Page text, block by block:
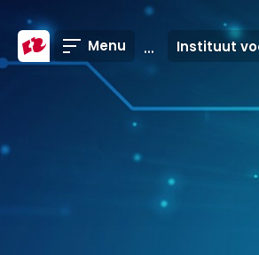
Ga direct naar de content
Menu
Veel gezocht
Opleiding
Contact